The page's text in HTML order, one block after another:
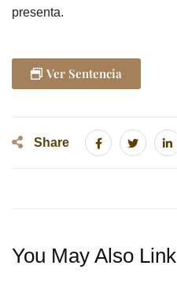
presenta.
Ver Sentencia
Share
You May Also Link